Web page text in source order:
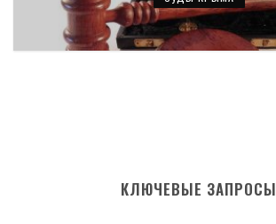
КЛЮЧЕВЫЕ ЗАПРОСЫ